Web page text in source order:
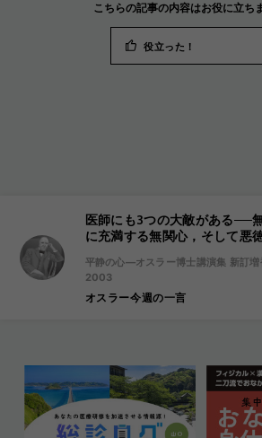
こちらの記事の内容はお役に立ち
役立った！
医師にも3つの大敵がある──
に充満する無関心，そして悪
平静の心―オスラー博士講演集 新訂
2003
オスラー今週の一言